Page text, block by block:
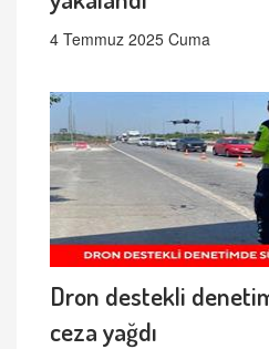
4 Temmuz 2025 Cuma
Dron destekli
ceza yağdı